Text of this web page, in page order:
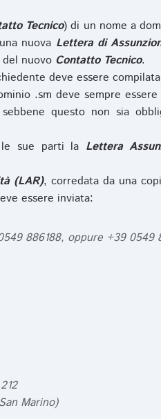
Tecnico) di un nome a
nuova Lettera di
nuovo Contatto Tecnico.
deve essere
.sm deve sempre
questo non sia
sue parti la Lettera
(LAR), corredata da una
essere inviata:
886188, oppure +39 0549
Marino)